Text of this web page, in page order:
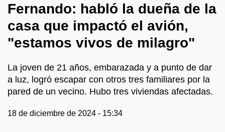
Fernando: habló la dueña de la
casa que impactó el avión,
"estamos vivos de milagro"
La joven de 21 años, embarazada y a punto de dar
a luz, logró escapar con otros tres familiares por la
pared de un vecino. Hubo tres viviendas afectadas.
18 de diciembre de 2024 - 15:34